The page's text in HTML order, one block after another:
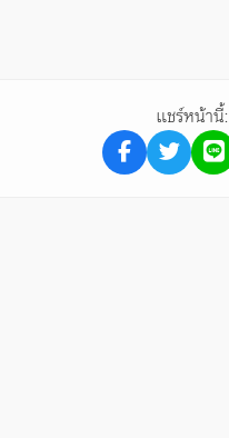
แชร์หน้านี้: